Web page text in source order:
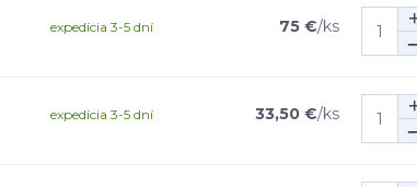
75 €/ks
expedícia 3-5 dní
33,50 €/ks
expedícia 3-5 dní